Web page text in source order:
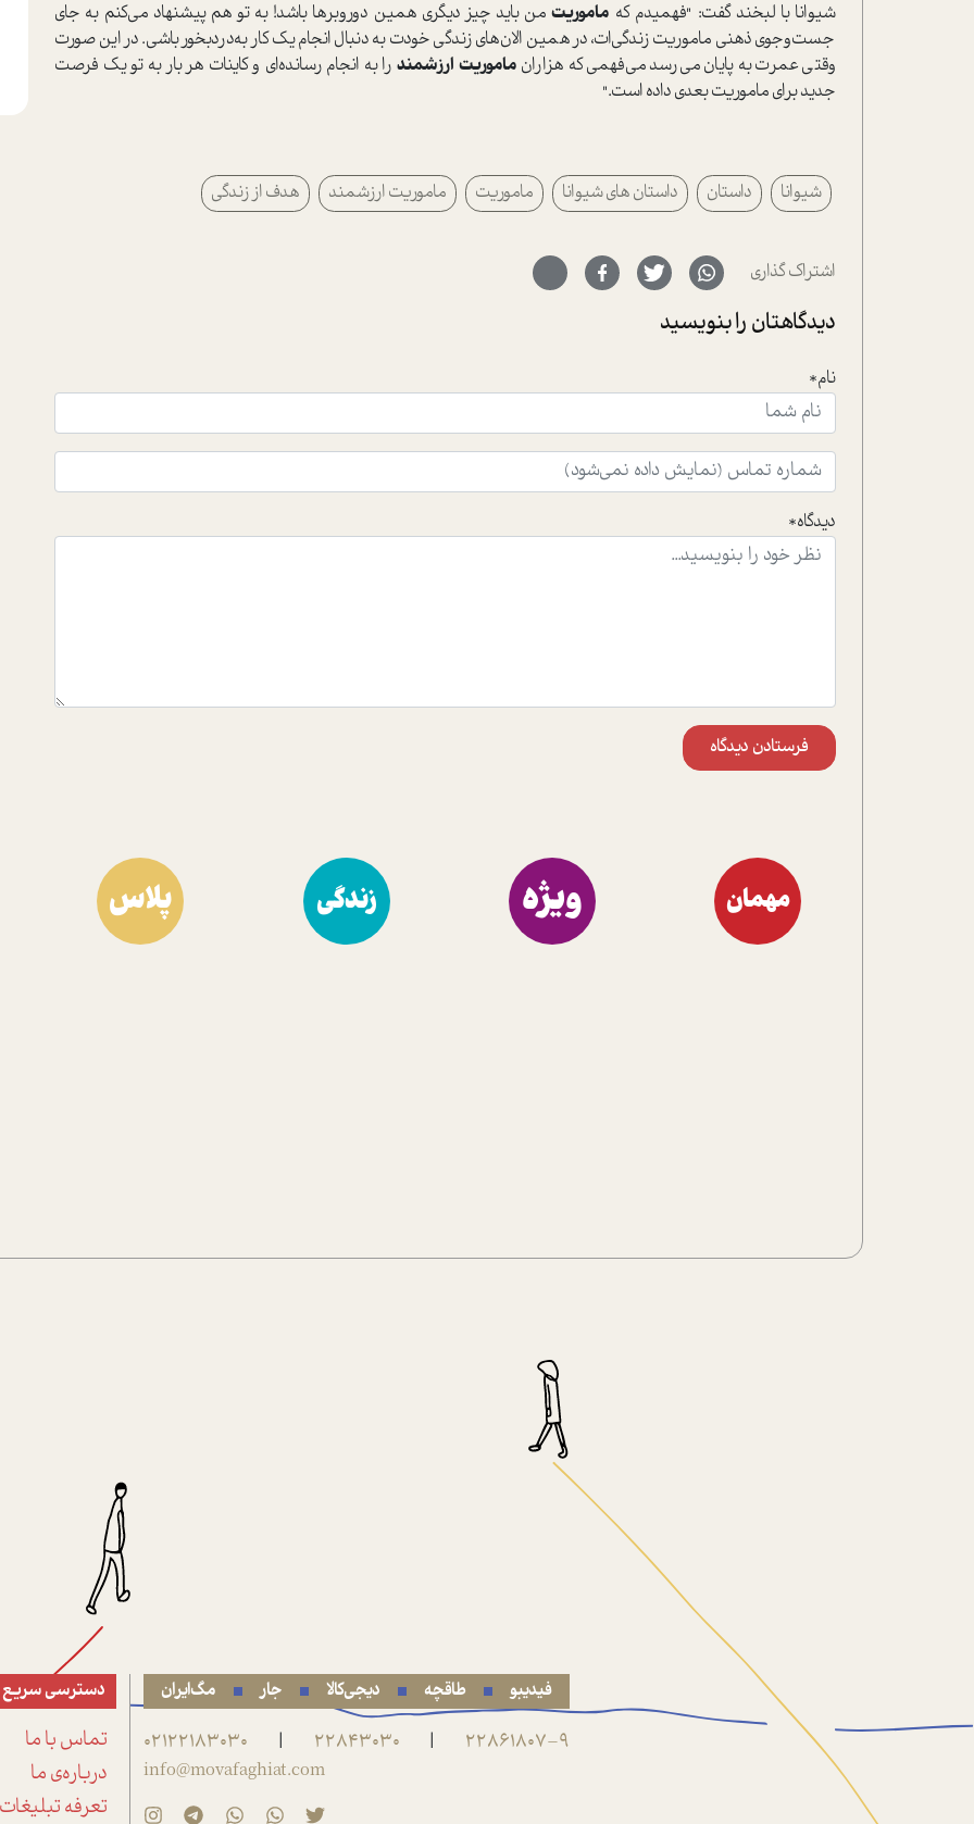
شیوانا با لبخند گفت: "فهمیدم که ماموریتمن باید چیز دیگری همین دوروبرها باشد! به تو هم پیشنهاد می‌کنم به جای
جست‌وجوی ذهنی ماموریت زندگی‌ات، در همین الان‌های زندگی خودت به دنبال انجام یک کار به‌دردبخور باشی. در این صورت
وقتی عمرت به پایان می‌رسد می‌فهمی که هزاران ماموریت ارزشمندرا به انجام رسانده‌ای و کاینات هر بار به تو یک فرصت
جدید برای ماموریت بعدی داده است."
شیوانا داستان داستان های شیوانا ماموریت ماموریت ارزشمند هدف از زندگی
اشتراک گذاری
دیدگاهتان را بنویسید
نام*
دیدگاه*
فرستادن دیدگاه
مهمان ویژه زندگی پلاس
فیدیبو طاقچه دیجی‌کالا جار مگ‌ایران
22861807-9
|
22843030
|
02122183030
info@movafaghiat.com
دسترسی سریع
تماس با ما
درباره‌ی ما
تعرفه تبلیغات